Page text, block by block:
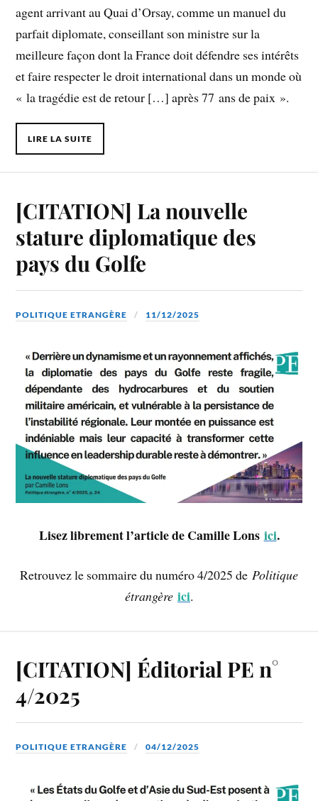
agent arrivant au Quai d’Orsay, comme un manuel du
parfait diplomate, conseillant son ministre sur la
meilleure façon dont la France doit défendre ses intérêts
et faire respecter le droit international dans un monde où
« la tragédie est de retour […] après 77 ans de paix ».
LIRE LA SUITE
[CITATION] La nouvelle
stature diplomatique des
pays du Golfe
POLITIQUE ETRANGÈRE 11/12/2025
Lisez librement l’article de Camille Lons ici.
Retrouvez le sommaire du numéro 4/2025 de Politique
étrangère ici.
[CITATION] Éditorial PE n°
4/2025
POLITIQUE ETRANGÈRE 04/12/2025